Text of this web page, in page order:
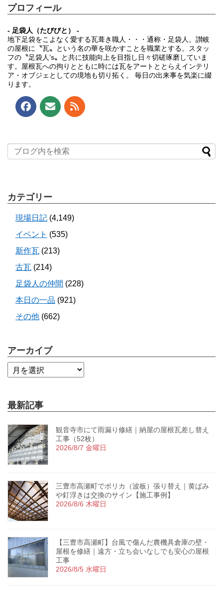
プロフィール
- 足袋人（たびびと） -
地下足袋をこよなく愛する瓦葺き職人・・・通称・足袋人。讃岐
の屋根に〝瓦〟という名の華を咲かすことを職業とする。スタッ
フの〝足袋人’s〟と共に技能向上を目指し日々切磋琢磨していま
す。屋根瓦への拘りとともに時には瓦をアートととらえインテリ
ア・オブジェとしての境地も切り拓く。 毎日の出来事を気楽に綴
ります。
カテゴリー
現場日記 (4,149)
イベント (535)
新作瓦 (213)
古瓦 (214)
足袋人の仲間 (228)
本日の一品 (921)
その他 (662)
アーカイブ
最新記事
観音寺市にて雨漏り修繕｜納屋の屋根瓦差し替え
工事（52枚）
2026/8/7 金曜日
三豊市高瀬町でポリカ（波板）張り替え｜黄ばみ
や釘浮きは交換のサイン【施工事例】
2026/8/6 木曜日
【三豊市高瀬町】台風で傷んだ農機具倉庫の壁・
屋根を修繕｜遠方・立ち会いなしでも安心の屋根
工事
2026/8/5 水曜日